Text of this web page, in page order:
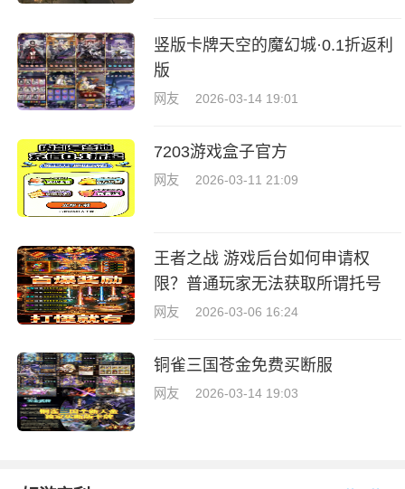
竖版卡牌天空的魔幻城·0.1折返利
版
网友 2026-03-14 19:01
7203游戏盒子官方
网友 2026-03-11 21:09
王者之战 游戏后台如何申请权
限？普通玩家无法获取所谓托号
网友 2026-03-06 16:24
铜雀三国苍金免费买断服
网友 2026-03-14 19:03